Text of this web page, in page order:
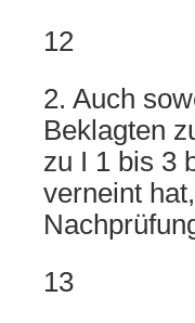
12
2. Auch
Beklagten
zu I 1 bis 3
verneint
13